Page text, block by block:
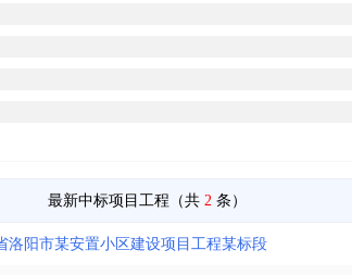
最新中标项目工程（共 2 条）
洛阳市某安置小区建设项目工程某标段